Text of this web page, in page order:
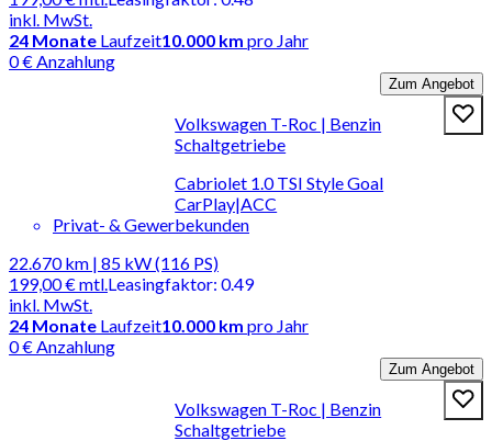
inkl. MwSt.
24 Monate Laufzeit10.000 km pro Jahr
0 € Anzahlung
Zum Angebot
Volkswagen T-Roc | Benzin
Schaltgetriebe
Cabriolet 1.0 TSI Style Goal
CarPlay|ACC
Privat- & Gewerbekunden
22.670 km | 85 kW (116 PS)
199,00 €mtl.
inkl. MwSt.
Leasingfaktor: 0.49
24 Monate Laufzeit10.000 km pro Jahr
0 € Anzahlung
Zum Angebot
Volkswagen T-Roc | Benzin
Schaltgetriebe